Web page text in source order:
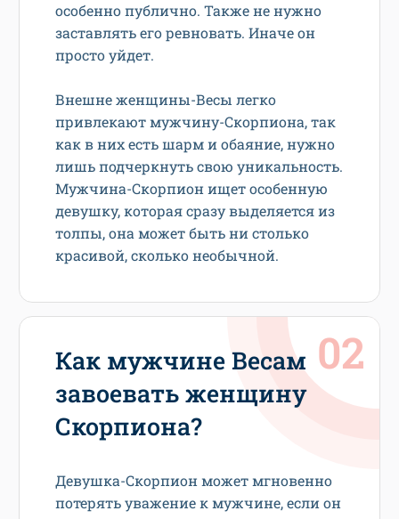
особенно публично. Также не нужно
заставлять его ревновать. Иначе он
просто уйдет.
Внешне женщины-Весы легко
привлекают мужчину-Скорпиона, так
как в них есть шарм и обаяние, нужно
лишь подчеркнуть свою уникальность.
Мужчина-Скорпион ищет особенную
девушку, которая сразу выделяется из
толпы, она может быть ни столько
красивой, сколько необычной.
Как мужчине Весам
завоевать женщину
Скорпиона?
Девушка-Скорпион может мгновенно
потерять уважение к мужчине, если он